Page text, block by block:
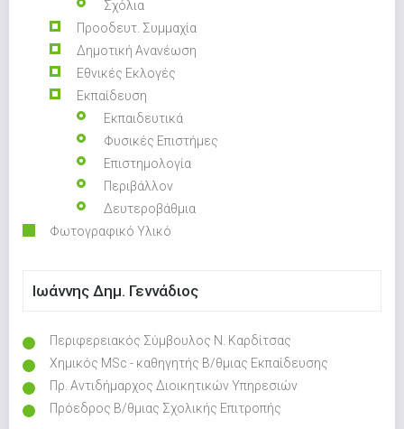
Σχόλια
Προοδευτ. Συμμαχία
Δημοτική Ανανέωση
Εθνικές Εκλογές
Εκπαίδευση
Εκπαιδευτικά
Φυσικές Επιστήμες
Επιστημολογία
Περιβάλλον
Δευτεροβάθμια
Φωτογραφικό Υλικό
Ιωάννης Δημ. Γεννάδιος
Περιφερειακός Σύμβουλος Ν. Καρδίτσας
Χημικός MSc - καθηγητής Β/θμιας Εκπαίδευσης
Πρ. Αντιδήμαρχος Διοικητικών Υπηρεσιών
Πρόεδρος Β/θμιας Σχολικής Επιτροπής